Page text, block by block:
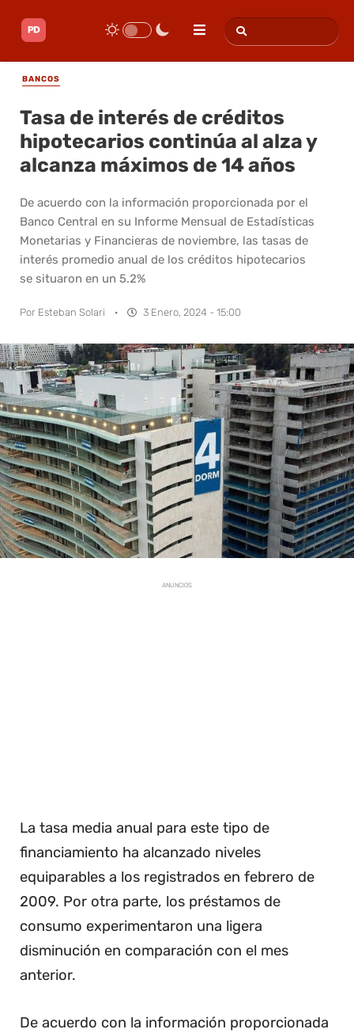
BANCOS
Tasa de interés de créditos
hipotecarios continúa al alza y
alcanza máximos de 14 años
De acuerdo con la información proporcionada por el
Banco Central en su Informe Mensual de Estadísticas
Monetarias y Financieras de noviembre, las tasas de
interés promedio anual de los créditos hipotecarios
se situaron en un 5.2%
Por Esteban Solari · 3 Enero, 2024 - 15:00
ANUNCIOS
La tasa media anual para este tipo de
financiamiento ha alcanzado niveles
equiparables a los registrados en febrero de
2009. Por otra parte, los préstamos de
consumo experimentaron una ligera
disminución en comparación con el mes
anterior.
De acuerdo con la información proporcionada